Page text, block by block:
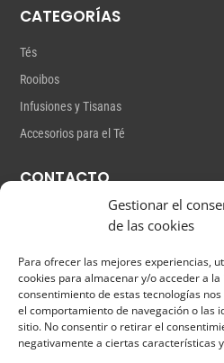
Gestionar el
de las cookies
Para ofrecer las mejores experiencias,
cookies para almacenar y/o acceder a
consentimiento de estas tecnologías
el comportamiento de navegación o las
sitio. No consentir o retirar el
negativamente a ciertas características
CATEGORÍAS
Tés
Rooibos
Infusiones y Tisanas
Accesorios para el Té
CONTACTO
Gutiérrez Mas,18
+34 661 38 21 43